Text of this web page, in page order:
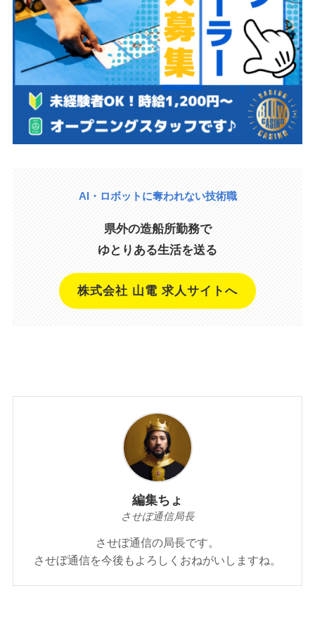
AI・ロボットに奪われない技術職
県外の造船所勤務で
ゆとりある生活を送る
株式会社 山電 求人サイトへ
編集ちょ
させぼ通信局長
させぼ通信の局長です。
させぼ通信を今後もよろしくおねがいしますね。